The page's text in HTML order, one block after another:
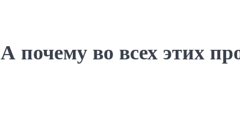
А почему во всех этих